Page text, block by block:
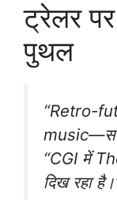
ट्रेलर
पुथल
“Retro-
“CGI में
दिख रहा